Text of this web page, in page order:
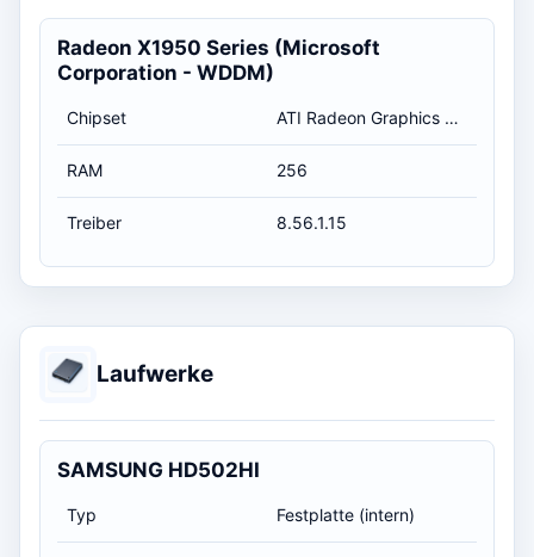
Radeon X1950 Series (Microsoft
Corporation - WDDM)
Chipset ATI Radeon Graphics Processor (0x7244)
RAM 256
Treiber 8.56.1.15
Laufwerke
SAMSUNG HD502HI
Typ Festplatte (intern)